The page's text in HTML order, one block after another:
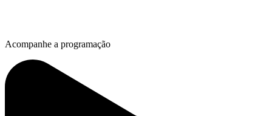
Acompanhe a programação